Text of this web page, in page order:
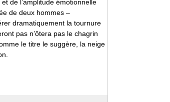
de l’amplitude émotionnelle
de deux hommes –
dramatiquement la tournure
pas n’ôtera pas le chagrin
le titre le suggère, la neige